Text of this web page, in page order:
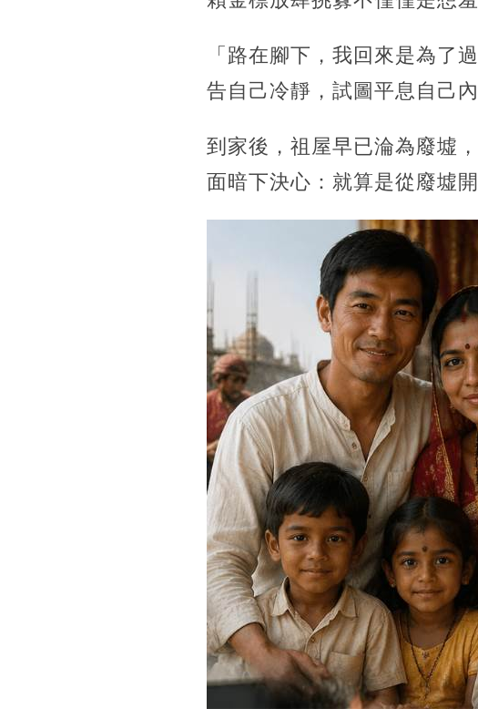
「路在腳下，我回來是為了
告自己冷靜，試圖平息自己
到家後，祖屋早已淪為廢墟
面暗下決心：就算是從廢墟